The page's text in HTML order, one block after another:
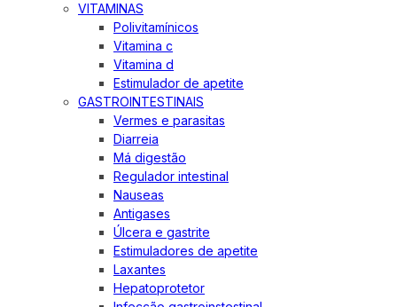
VITAMINAS
Polivitamínicos
Vitamina c
Vitamina d
Estimulador de apetite
GASTROINTESTINAIS
Vermes e parasitas
Diarreia
Má digestão
Regulador intestinal
Nauseas
Antigases
Úlcera e gastrite
Estimuladores de apetite
Laxantes
Hepatoprotetor